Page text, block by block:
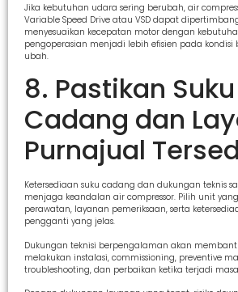
Jika kebutuhan udara sering berubah, air
Variable Speed Drive atau VSD dapat
menyesuaikan kecepatan motor dengan
pengoperasian menjadi lebih efisien pada
ubah.
8. Pastikan Suku
Cadang dan
Purnajual
Ketersediaan suku cadang dan dukungan teknis
menjaga keandalan air compressor. Pilih unit
perawatan, layanan pemeriksaan, serta
pengganti yang jelas.
Dukungan teknisi berpengalaman akan
melakukan instalasi, commissioning, preventive
troubleshooting, dan perbaikan ketika terjadi